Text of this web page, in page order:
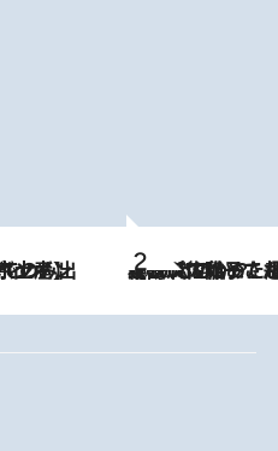
2026.8.5
【阿川佐和子さんの年とる力】なぜ70代で始めた趣味は“こんなに楽しい”のか？ ピアノ、俳句…スランプに陥っても続けられる“ある秘訣”とは